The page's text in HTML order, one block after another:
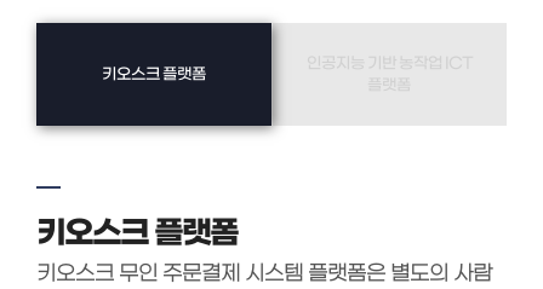
키오스크 플랫폼
키오스크 플랫폼
키오스크 무인 주문결제 시스템 플랫폼은 별도의 사람